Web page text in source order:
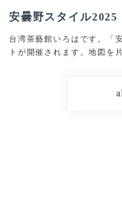
安曇野スタイル2025
台湾茶藝館いろはです。「
トが開催されます。地図を